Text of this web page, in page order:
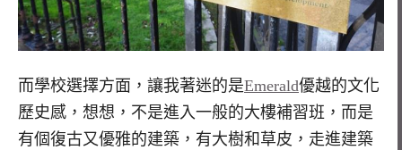
而學校選擇方面，讓我著迷的是Emerald優越的文化
歷史感，想想，不是進入一般的大樓補習班，而是
有個復古又優雅的建築，有大樹和草皮，走進建築